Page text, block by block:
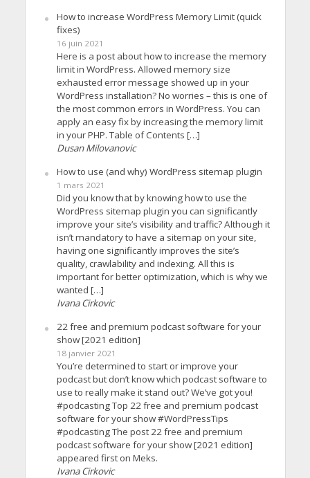
How to increase WordPress Memory Limit (quick
fixes)
16 juin 2021
Here is a post about how to increase the memory
limit in WordPress. Allowed memory size
exhausted error message showed up in your
WordPress installation? No worries – this is one of
the most common errors in WordPress. You can
apply an easy fix by increasing the memory limit
in your PHP. Table of Contents […]
Dusan Milovanovic
How to use (and why) WordPress sitemap plugin
1 mars 2021
Did you know that by knowing how to use the
WordPress sitemap plugin you can significantly
improve your site’s visibility and traffic? Although it
isn’t mandatory to have a sitemap on your site,
having one significantly improves the site’s
quality, crawlability and indexing. All this is
important for better optimization, which is why we
wanted […]
Ivana Cirkovic
22 free and premium podcast software for your
show [2021 edition]
18 janvier 2021
You’re determined to start or improve your
podcast but don’t know which podcast software to
use to really make it stand out? We’ve got you!
#podcasting Top 22 free and premium podcast
software for your show #WordPressTips
#podcasting The post 22 free and premium
podcast software for your show [2021 edition]
appeared first on Meks.
Ivana Cirkovic